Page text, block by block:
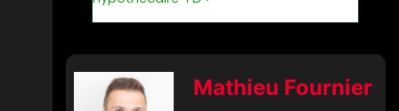
Mathieu Fournier